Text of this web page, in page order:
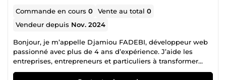
Commande en cours0 Vente au total0
Vendeur depuis Nov. 2024
Bonjour, je m’appelle Djamiou FADEBI, développeur web
passionné avec plus de 4 ans d’expérience. J’aide les
entreprises, entrepreneurs et particuliers à transformer
leurs idées en solutions numériques performantes et